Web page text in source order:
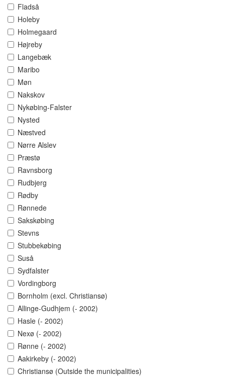
Fladså
Holeby
Holmegaard
Højreby
Langebæk
Maribo
Møn
Nakskov
Nykøbing-Falster
Nysted
Næstved
Nørre Alslev
Præstø
Ravnsborg
Rudbjerg
Rødby
Rønnede
Sakskøbing
Stevns
Stubbekøbing
Suså
Sydfalster
Vordingborg
Bornholm (excl. Christiansø)
Allinge-Gudhjem (- 2002)
Hasle (- 2002)
Nexø (- 2002)
Rønne (- 2002)
Aakirkeby (- 2002)
Christiansø (Outside the municipalities)